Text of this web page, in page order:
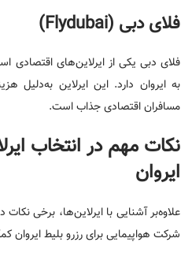
فلای دبی (Flydubai)
فلای دبی یکی از ایرلاین‌های اقتصادی
به ایروان دارد. این ایرلاین به‌دلیل
مسافران اقتصادی جذاب است.
نکات مهم در انتخاب
ایروان
علاوه‌بر آشنایی با ایرلاین‌ها، برخی نکات
شرکت هواپیمایی برای رزرو بلیط ایروان